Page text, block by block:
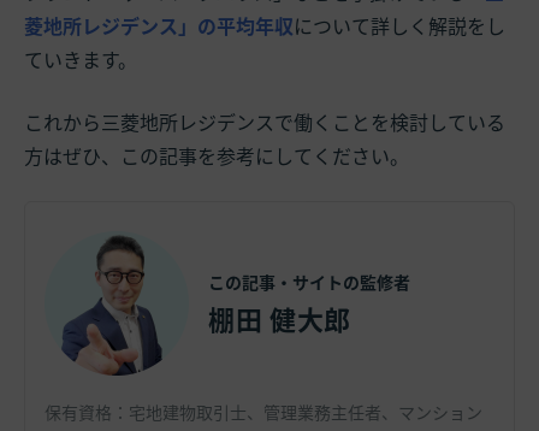
菱地所レジデンス」の平均年収について詳しく解説をし
ていきます。
これから三菱地所レジデンスで働くことを検討している
方はぜひ、この記事を参考にしてください。
この記事・サイトの監修者
棚田 健大郎
保有資格：宅地建物取引士、管理業務主任者、マンション